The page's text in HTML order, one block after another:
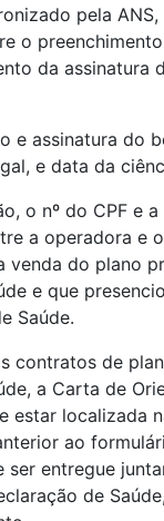
pela
o
da assinatura
e assinatura do
e data da
o nº do CPF e
a operadora e
venda do plano
e que
Saúde.
contratos de
a Carta de
estar localizada
ao
ser entregue
de